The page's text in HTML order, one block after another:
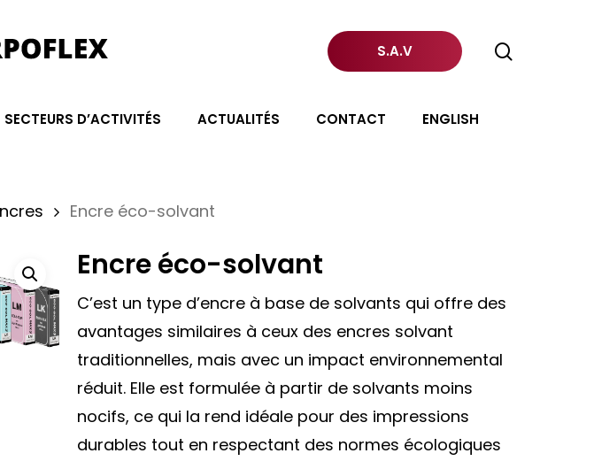
S.A.V
SECTEURS D’ACTIVITÉS ACTUALITÉS CONTACT ENGLISH
Encre éco-solvant
Encre éco-solvant
C’est un type d’encre à base de solvants qui offre des
avantages similaires à ceux des encres solvant
traditionnelles, mais avec un impact environnemental
réduit. Elle est formulée à partir de solvants moins
nocifs, ce qui la rend idéale pour des impressions
durables tout en respectant des normes écologiques